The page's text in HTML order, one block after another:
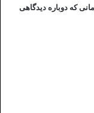
که دوباره دیدگاهی